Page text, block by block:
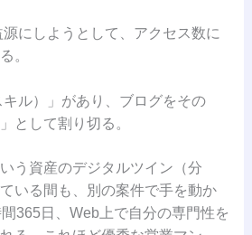
にしようとして、アクセス数に
。
ル）」があり、ブログをその
として割り切る。
う資産のデジタルツイン（分
いる間も、別の案件で手を動か
365日、Web上で自分の専門性を